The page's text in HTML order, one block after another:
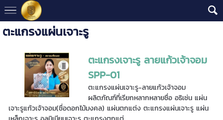
ตะแกรงแผ่นเจาะรู
ตะแกรงเจาะรู ลายแก้วเจ้าจอม
SPP-01
ตะแกรงแผ่นเจาะรู-ลายแก้วเจ้าจอม
ผลิตภัณฑ์ที่เรียกหลากหลายชื่อ อธิเช่น แผ่น
เจาะรูแก้วเจ้าจอม(ชื่อดอกไม้มงคล) แผ่นตกแต่ง ตะแกรงแผ่นเจาะรู แผ่น